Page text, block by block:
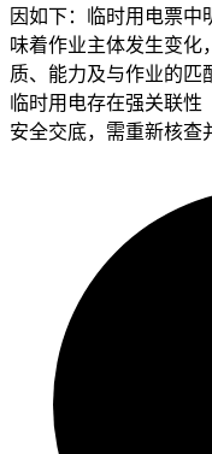
因如下：临时用电票中
味着作业主体发生变化
质、能力及与作业的匹
临时用电存在强关联
安全交底，需重新核查